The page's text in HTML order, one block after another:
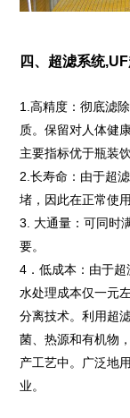
四、超滤系统
1.高精度：彻底滤
质。保留对人体健
主要指标优于瓶装
2.长寿命：由于超
堵，因此在正常使
3. 大通量：可同时
要。
4．低成本：由于
水处理成本仅一元
分离技术。利用超
菌、热源和有机物
产工艺中。广泛地
业。